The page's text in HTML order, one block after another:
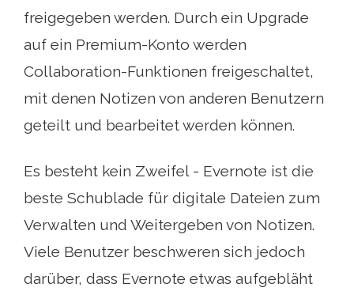
freigegeben werden. Durch ein Upgrade
auf ein Premium-Konto werden
Collaboration-Funktionen freigeschaltet,
mit denen Notizen von anderen Benutzern
geteilt und bearbeitet werden können.
Es besteht kein Zweifel - Evernote ist die
beste Schublade für digitale Dateien zum
Verwalten und Weitergeben von Notizen.
Viele Benutzer beschweren sich jedoch
darüber, dass Evernote etwas aufgebläht